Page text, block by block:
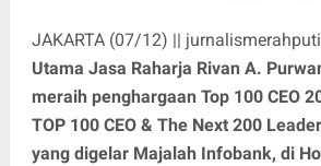
JAKARTA (07/12) ||
Utama Jasa Raharja Rivan A.
meraih penghargaan Top 100 CEO
TOP 100 CEO & The Next 200
yang digelar Majalah Infobank, di